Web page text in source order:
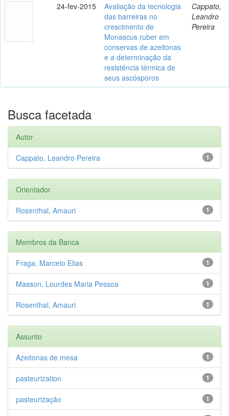
24-fev-2015
Avaliação da tecnologia
das barreiras no
crescimento de
Monascus ruber em
conservas de azeitonas
e a determinação da
resistência térmica de
seus ascósporos
Cappato,
Leandro
Pereira
Busca facetada
Autor
1
Cappato, Leandro Pereira
Orientador
1
Rosenthal, Amauri
Membros da Banca
1
Fraga, Marcelo Elias
1
Masson, Lourdes Maria Pessoa
1
Rosenthal, Amauri
Assunto
1
Azeitonas de mesa
1
pasteurization
1
pasteurização